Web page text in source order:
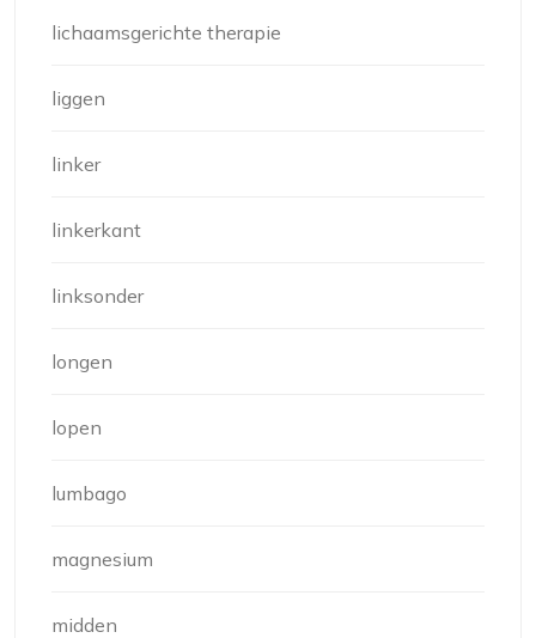
lichaamsgerichte therapie
liggen
linker
linkerkant
linksonder
longen
lopen
lumbago
magnesium
midden